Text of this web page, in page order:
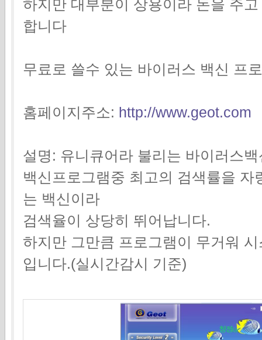
하지만 대부분이 상용이라 돈을 주
합니다
무료로 쓸수 있는 바이러스 백신 프
홈페이지주소: http://www.geot.com
설명: 유니큐어라 불리는 바이러스
백신프로그램중 최고의 검색률을
는 백신이라
검색율이 상당히 뛰어납니다.
하지만 그만큼 프로그램이 무거워
입니다.(실시간감시 기준)